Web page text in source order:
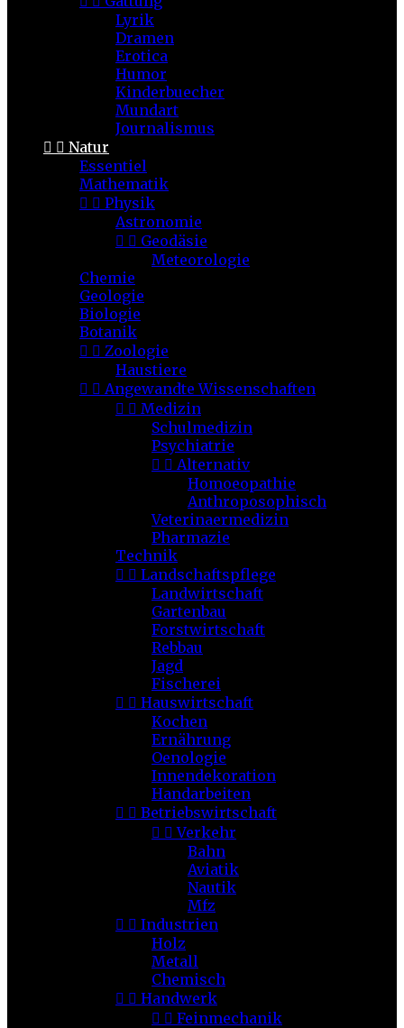
Lyrik
Dramen
Erotica
Humor
Kinderbuecher
Mundart
Journalismus
  Natur
Essentiel
Mathematik
  Physik
Astronomie
  Geodäsie
Meteorologie
Chemie
Geologie
Biologie
Botanik
  Zoologie
Haustiere
  Angewandte Wissenschaften
  Medizin
Schulmedizin
Psychiatrie
  Alternativ
Homoeopathie
Anthroposophisch
Veterinaermedizin
Pharmazie
Technik
  Landschaftspflege
Landwirtschaft
Gartenbau
Forstwirtschaft
Rebbau
Jagd
Fischerei
  Hauswirtschaft
Kochen
Ernährung
Oenologie
Innendekoration
Handarbeiten
  Betriebswirtschaft
  Verkehr
Bahn
Aviatik
Nautik
Mfz
  Industrien
Holz
Metall
Chemisch
  Handwerk
  Feinmechanik